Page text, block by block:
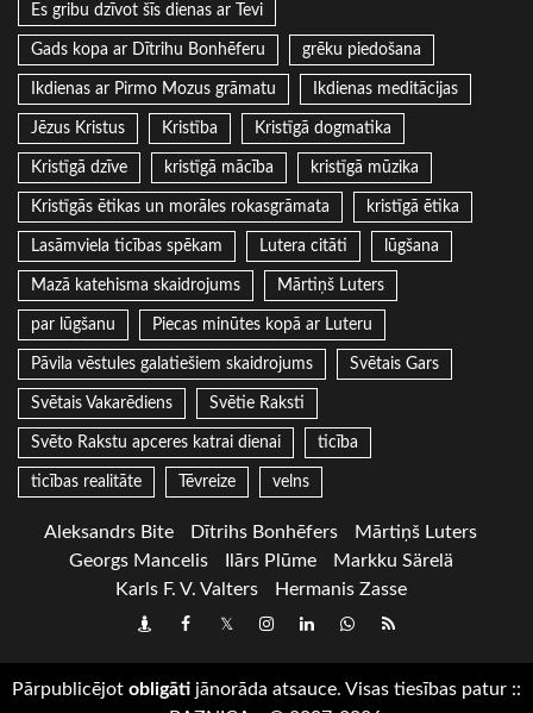
Es gribu dzīvot šīs dienas ar Tevi
Gads kopa ar Dītrihu Bonhēferu grēku piedošana
Ikdienas ar Pirmo Mozus grāmatu Ikdienas meditācijas
Jēzus Kristus Kristība Kristīgā dogmatika
Kristīgā dzīve kristīgā mācība kristīgā mūzika
Kristīgās ētikas un morāles rokasgrāmata kristīgā ētika
Lasāmviela ticības spēkam Lutera citāti lūgšana
Mazā katehisma skaidrojums Mārtiņš Luters
par lūgšanu Piecas minūtes kopā ar Luteru
Pāvila vēstules galatiešiem skaidrojums Svētais Gars
Svētais Vakarēdiens Svētie Raksti
Svēto Rakstu apceres katrai dienai ticība
ticības realitāte Tēvreize velns
Aleksandrs Bite Dītrihs Bonhēfers
Mārtiņš Luters
Georgs Mancelis
Ilārs Plūme
Markku Särelä
Karls F. V. Valters
Hermanis Zasse
DraugiemFacebook
TwitterInstagram
LinkedInwhatsapp
RSS
Pārpublicējot obligāti jānorāda atsauce. Visas tiesības patur ::